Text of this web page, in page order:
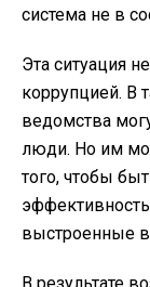
система не в
Эта ситуация
коррупцией. В
ведомства
люди. Но им
того, чтобы
выстроенные